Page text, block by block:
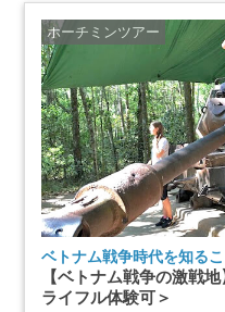
ホーチミンツアー
ベトナム戦争時代を知る
【ベトナム戦争の激戦
ライフル体験可＞